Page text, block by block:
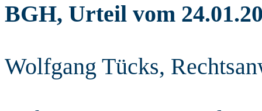
BGH, Urteil vom
Wolfgang Tücks,